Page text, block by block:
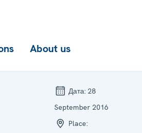
About us
Дата: 28
September 2016
Place: